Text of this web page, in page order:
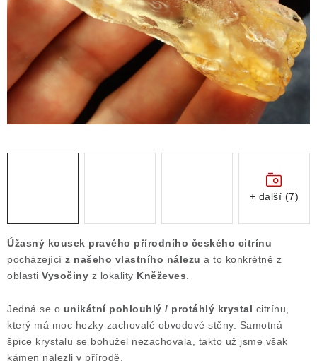
Obchodní podmínky
Podmínky ochrany osobních údajů
Poučení o právu na odstoupení od smlouvy
Puncovní značky
Výkup minerálů a drahých kamenů
Kontakt
Úžasný kousek pravého přírodního českého citrínu
pocházející z našeho vlastního nálezu a to konkrétně z
oblasti Vysočiny z lokality Kněževes
Jedná se o unikátní pohlouhlý / protáhlý krystal citrínu,
který má moc hezky zachovalé obvodové stěny. Samotná
špice krystalu se bohužel nezachovala, takto už jsme však
kámen nalezli v přírodě.
+ další (7)